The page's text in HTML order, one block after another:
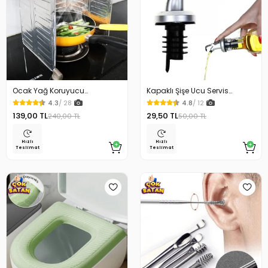
Ocak Yağ Koruyucu
Alüminyum Levha 32.5 x 84
Cm
4.3/ 28
139,00 TL240,00 TL
Hızlı
Teslimat
Kapaklı Şişe Ucu Servis
Aparatı Yağdanlık Tıpa
4.8/ 12
29,50 TL50,00 TL
Hızlı
Teslimat